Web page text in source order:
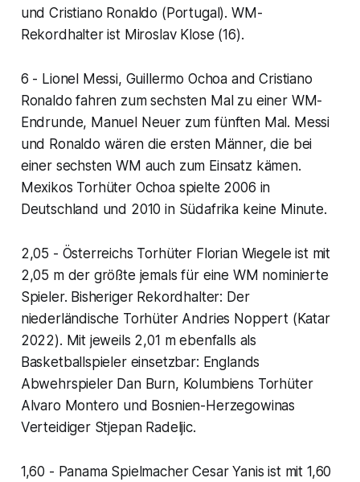
und Cristiano Ronaldo (Portugal). WM-
Rekordhalter ist Miroslav Klose (16).
6 - Lionel Messi, Guillermo Ochoa and Cristiano
Ronaldo fahren zum sechsten Mal zu einer WM-
Endrunde, Manuel Neuer zum fünften Mal. Messi
und Ronaldo wären die ersten Männer, die bei
einer sechsten WM auch zum Einsatz kämen.
Mexikos Torhüter Ochoa spielte 2006 in
Deutschland und 2010 in Südafrika keine Minute.
2,05 - Österreichs Torhüter Florian Wiegele ist mit
2,05 m der größte jemals für eine WM nominierte
Spieler. Bisheriger Rekordhalter: Der
niederländische Torhüter Andries Noppert (Katar
2022). Mit jeweils 2,01 m ebenfalls als
Basketballspieler einsetzbar: Englands
Abwehrspieler Dan Burn, Kolumbiens Torhüter
Alvaro Montero und Bosnien-Herzegowinas
Verteidiger Stjepan Radeljic.
1,60 - Panama Spielmacher Cesar Yanis ist mit 1,60